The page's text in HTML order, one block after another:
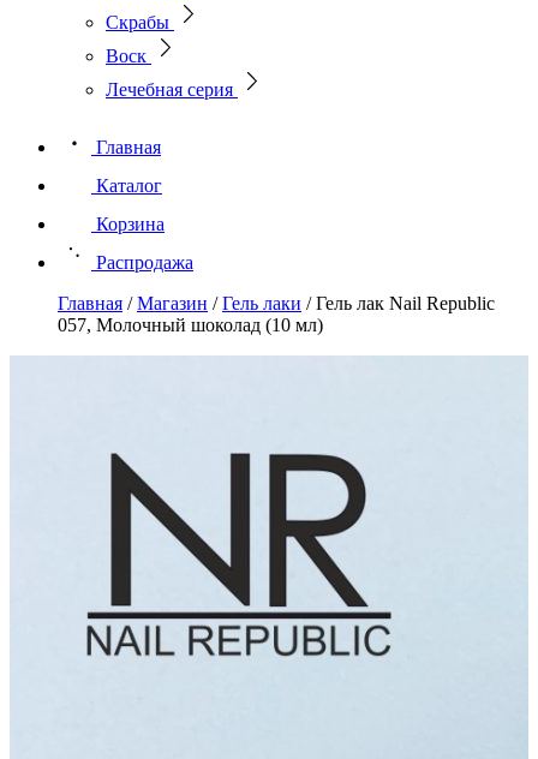
Скрабы
Воск
Лечебная серия
Главная
Каталог
Корзина
Распродажа
Главная /Магазин /Гель лаки /Гель лак Nail Republic
057, Молочный шоколад (10 мл)